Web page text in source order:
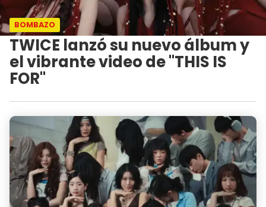
BOMBAZO
TWICE lanzó su nuevo álbum y
el vibrante video de "THIS IS
FOR"